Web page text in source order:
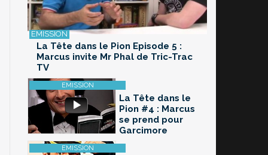
La Tête dans le Pion Episode 5 :
Marcus invite Mr Phal de Tric-Trac
TV
La Tête dans le
Pion #4 : Marcus
se prend pour
Garcimore